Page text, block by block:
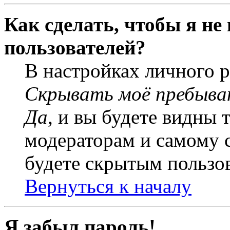
Как сделать, чтобы я
пользователей?
В настройках личного
Скрывать моё
Да, и вы будете видны
модераторам и самому
будете скрытым
Вернуться к началу